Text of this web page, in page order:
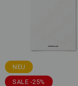
NEU
SALE -25%